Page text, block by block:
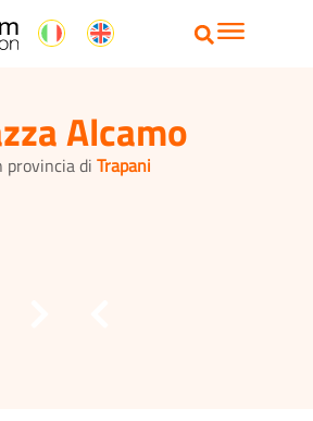
Alcamo
provincia di Trapani